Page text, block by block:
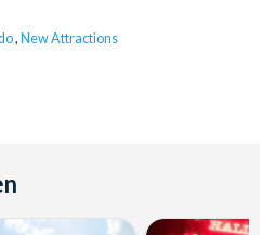
, New Attractions